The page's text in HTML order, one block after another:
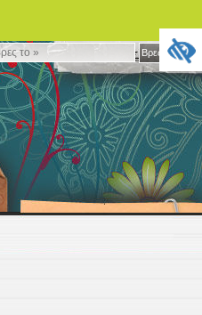
Βρες το »